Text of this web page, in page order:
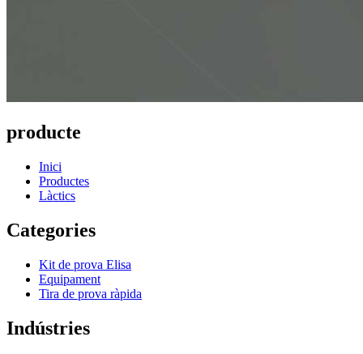
producte
Inici
Productes
Làctics
Categories
Kit de prova Elisa
Equipament
Tira de prova ràpida
Indústries